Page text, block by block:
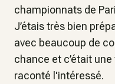
championnats de
J’étais très bien
avec beaucoup de
chance et c’était
raconté l'intéressé.